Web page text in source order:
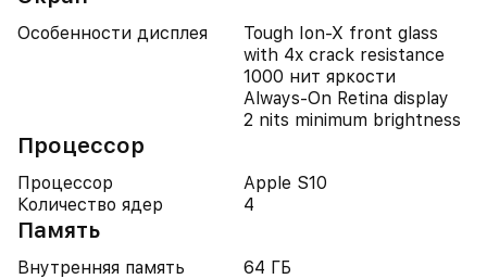
Особенности дисплея
Tough Ion-X front glass
with 4x crack resistance
1000 нит яркости
Always-On Retina display
2 nits minimum brightness
Процессор
Процессор
Apple S10
Количество ядер
4
Память
Внутренняя память 64 ГБ